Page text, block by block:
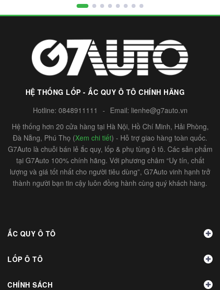
HỆ THỐNG LỐP - ẮC QUY Ô TÔ CHÍNH HÃNG
Hotline: 0848911111 - Email: lienhe@g7auto.vn
Hệ thống hơn 20 cửa hàng tại Hà Nội, Hồ Chí Minh, Hải Phòng,
Đà Nẵng, Phú Thọ (Xem chi tiết) - Hỗ trợ giao hàng toàn quốc.
G7Auto là chuỗi bán lẻ ắc quy, lốp & phụ tùng ô tô. Các sản phẩm
tại G7Auto 100% chính hãng. Với phương châm “Uy tín, chất
lượng và giá tốt nhất cho người tiêu dùng”, G7Auto vinh hạnh trở
thành người bạn tin cậy luôn đồng hành cùng quý khách hàng.
ẮC QUY Ô TÔ
LỐP Ô TÔ
CHÍNH SÁCH